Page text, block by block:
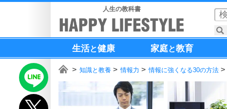
人生の教科書
生活と健康 家庭と教育
知識と教養 情報力 情報に強くなる30の方法